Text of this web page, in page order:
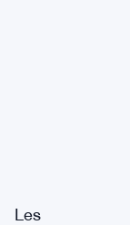
Les